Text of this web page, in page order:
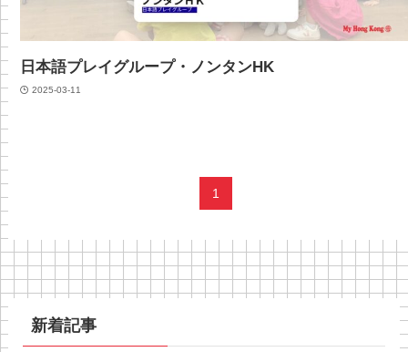
日本語プレイグループ・ノンタンHK
2025-03-11
1
新着記事